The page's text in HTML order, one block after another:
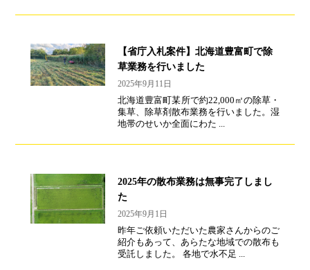
【省庁入札案件】北海道豊富町で除
草業務を行いました
2025年9月11日
北海道豊富町某所で約22,000㎡の除草・
集草、除草剤散布業務を行いました。湿
地帯のせいか全面にわた ...
2025年の散布業務は無事完了しまし
た
2025年9月1日
昨年ご依頼いただいた農家さんからのご
紹介もあって、あらたな地域での散布も
受託しました。 各地で水不足 ...